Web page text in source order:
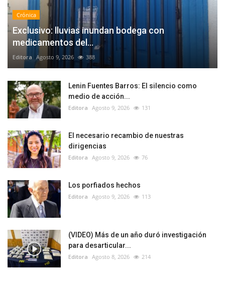
Crónica
Exclusivo: lluvias inundan bodega con
medicamentos del...
Editora Agosto 9, 2026 388
Lenin Fuentes Barros: El silencio como
medio de acción...
Editora Agosto 9, 2026 131
El necesario recambio de nuestras
dirigencias
Editora Agosto 9, 2026 76
Los porfiados hechos
Editora Agosto 9, 2026 113
(VIDEO) Más de un año duró investigación
para desarticular...
Editora Agosto 8, 2026 214